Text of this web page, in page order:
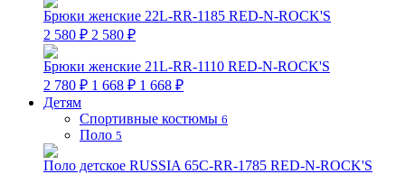
Брюки женские 22L-RR-1185 RED-N-ROCK'S
2 580 ₽ 2 580 ₽
Брюки женские 21L-RR-1110 RED-N-ROCK'S
2 780 ₽ 1 668 ₽ 1 668 ₽
Детям
Спортивные костюмы 6
Поло 5
Поло детское RUSSIA 65C-RR-1785 RED-N-ROCK'S